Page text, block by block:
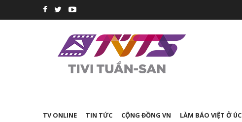
TV ONLINE TIN TỨC CỘNG ĐỒNG VN LÀM BÁO VIỆT Ở ÚC